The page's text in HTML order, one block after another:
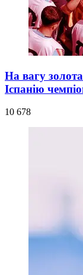
На вагу
Іспанію
10 678